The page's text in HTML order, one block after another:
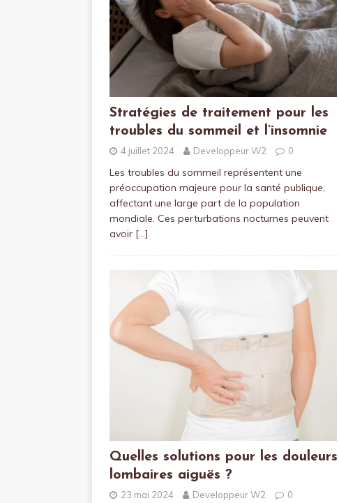
Stratégies de traitement pour les
troubles du sommeil et l’insomnie
4 juillet 2024 Developpeur W2 0
Les troubles du sommeil représentent une
préoccupation majeure pour la santé publique,
affectant une large part de la population
mondiale. Ces perturbations nocturnes peuvent
avoir […]
Quelles solutions pour les douleurs
lombaires aiguës ?
23 mai 2024 Developpeur W2 0